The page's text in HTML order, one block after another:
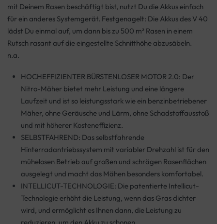
mit Deinem Rasen beschäftigt bist, nutzt Du die Akkus einfach
für ein anderes Systemgerät. Festgenagelt: Die Akkus des V 40
lädst Du einmal auf, um dann bis zu 500 m² Rasen in einem
Rutsch rasant auf die eingestellte Schnitthöhe abzusäbeln.
n.a.
HOCHEFFIZIENTER BÜRSTENLOSER MOTOR 2.0: Der
Nitro-Mäher bietet mehr Leistung und eine längere
Laufzeit und ist so leistungsstark wie ein benzinbetriebener
Mäher, ohne Geräusche und Lärm, ohne Schadstoffausstoß
und mit höherer Kosteneffizienz.
SELBSTFAHREND: Das selbstfahrende
Hinterradantriebssystem mit variabler Drehzahl ist für den
mühelosen Betrieb auf großen und schrägen Rasenflächen
ausgelegt und macht das Mähen besonders komfortabel.
INTELLICUT-TECHNOLOGIE: Die patentierte Intellicut-
Technologie erhöht die Leistung, wenn das Gras dichter
wird, und ermöglicht es Ihnen dann, die Leistung zu